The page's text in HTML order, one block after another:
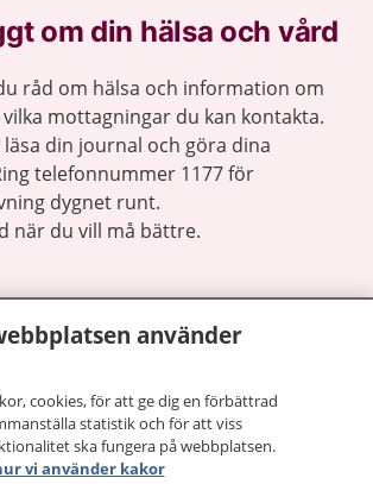
om din hälsa och vård
råd om hälsa och information om
mottagningar du kan kontakta.
din journal och göra dina
telefonnummer 1177 för
dygnet runt.
när du vill må bättre.
använder
cookies, för att ge dig en förbättrad
statistik och för att viss
ska fungera på webbplatsen.
vi använder kakor